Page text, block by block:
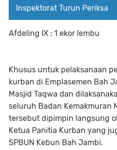
Inspektorat Turun Periksa
Afdeling IX : 1 ekor lembu
Khusus untuk pelaksanaan
kurban di Emplasemen Bah
Masjid Taqwa dan
seluruh Badan Kemakmuran
tersebut dipimpin langsung
Ketua Panitia Kurban yang
SPBUN Kebun Bah Jambi.